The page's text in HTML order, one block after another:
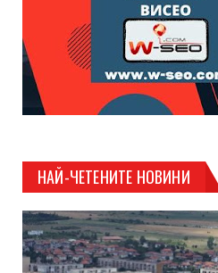
НАЙ-ЧЕТЕНИТЕ НОВИНИ